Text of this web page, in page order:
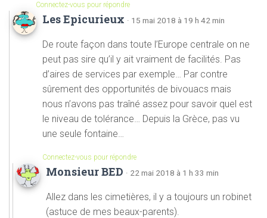
Connectez-vous pour répondre
Les Epicurieux · 15 mai 2018 à 19 h 42 min
De route façon dans toute l’Europe centrale on ne
peut pas sire qu’il y ait vraiment de facilités. Pas
d’aires de services par exemple… Par contre
sûrement des opportunités de bivouacs mais
nous n’avons pas traîné assez pour savoir quel est
le niveau de tolérance… Depuis la Grèce, pas vu
une seule fontaine…
Connectez-vous pour répondre
Monsieur BED · 22 mai 2018 à 1 h 33 min
Allez dans les cimetières, il y a toujours un robinet
(astuce de mes beaux-parents).